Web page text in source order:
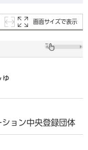
画面サイズで表示
ョン中央登録団体